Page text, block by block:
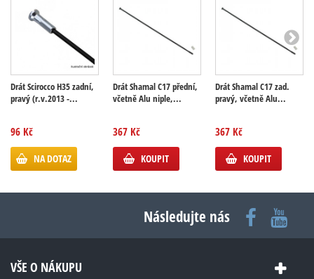
Drát Scirocco H35 zadní,
pravý (r.v.2013 -...
96 Kč
NA DOTAZ
Drát Shamal C17 přední,
včetně Alu niple,...
367 Kč
KOUPIT
Drát Shamal C17 zad.
pravý, včetně Alu...
367 Kč
KOUPIT
Následujte nás
VŠE O NÁKUPU